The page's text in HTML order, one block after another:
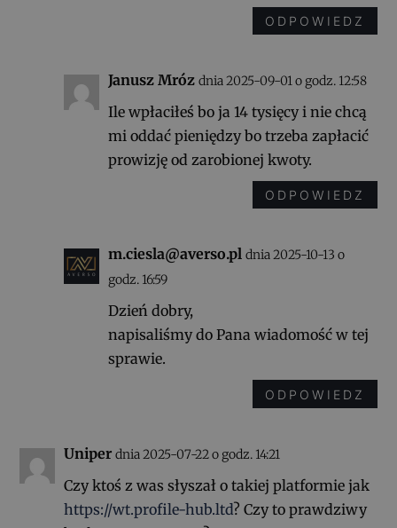
ODPOWIEDZ
Janusz Mróz dnia 2025-09-01 o godz. 12:58
Ile wpłaciłeś bo ja 14 tysięcy i nie chcą
mi oddać pieniędzy bo trzeba zapłacić
prowizję od zarobionej kwoty.
ODPOWIEDZ
m.ciesla@averso.pl dnia 2025-10-13 o
godz. 16:59
Dzień dobry,
napisaliśmy do Pana wiadomość w tej
sprawie.
ODPOWIEDZ
Uniper dnia 2025-07-22 o godz. 14:21
Czy ktoś z was słyszał o takiej platformie jak
https://wt.profile-hub.ltd? Czy to prawdziwy